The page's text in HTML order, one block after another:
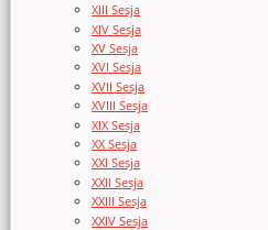
XIII Sesja
XIV Sesja
XV Sesja
XVI Sesja
XVII Sesja
XVIII Sesja
XIX Sesja
XX Sesja
XXI Sesja
XXII Sesja
XXIII Sesja
XXIV Sesja